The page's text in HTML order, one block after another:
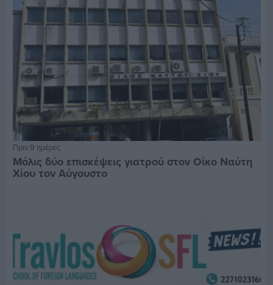
Πριν 9 ημέρες
Μόλις δύο επισκέψεις γιατρού στον Οίκο Ναύτη
Χίου τον Αύγουστο